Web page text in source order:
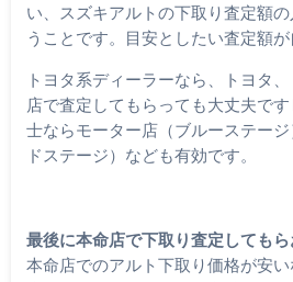
い、スズキアルトの下取り査定額
うことです。目安としたい査定額が
トヨタ系ディーラーなら、トヨタ
店で査定してもらっても大丈夫で
士ならモーター店（ブルーステー
ドステージ）なども有効です。
最後に本命店で下取り査定してもら
本命店でのアルト下取り価格が安